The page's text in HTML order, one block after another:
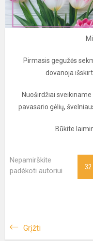
Pirmasis gegužės
dovanoja
Nuoširdžiai
pavasario gėlių,
Būkite
Nepamirškite
padėkoti autoriui
32
Grįžti